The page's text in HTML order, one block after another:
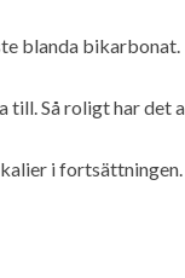
blanda bikarbonat.
till. Så roligt har det
i fortsättningen.